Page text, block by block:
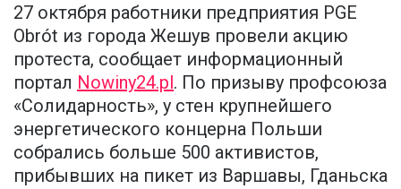
27 октября работники предприятия PGE
Obrót из города Жешув провели акцию
протеста, сообщает информационный
портал Nowiny24.pl. По призыву профсоюза
«Солидарность», у стен крупнейшего
энергетического концерна Польши
собрались больше 500 активистов,
прибывших на пикет из Варшавы, Гданьска